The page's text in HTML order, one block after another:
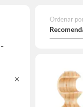
Ordenar